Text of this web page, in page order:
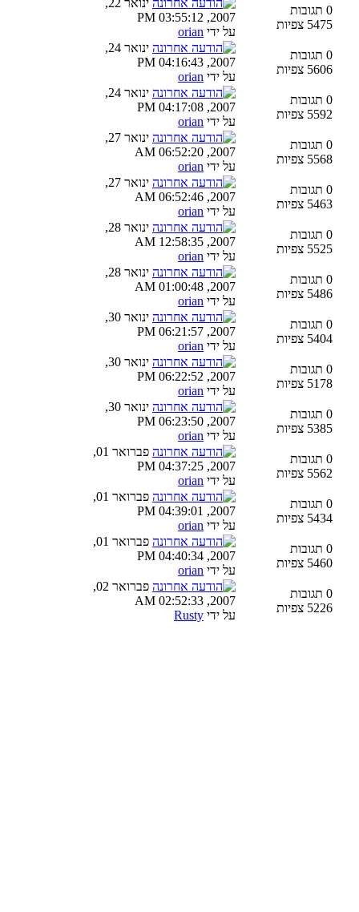
0 תגובות
5475 צפיות
2007, 03:55:12 PM
על ידי orian
0 תגובות
5606 צפיות
ינואר 24,
2007, 04:16:43 PM
על ידי orian
0 תגובות
5592 צפיות
ינואר 24,
2007, 04:17:08 PM
על ידי orian
0 תגובות
5568 צפיות
ינואר 27,
2007, 06:52:20 AM
על ידי orian
0 תגובות
5463 צפיות
ינואר 27,
2007, 06:52:46 AM
על ידי orian
0 תגובות
5525 צפיות
ינואר 28,
2007, 12:58:35 AM
על ידי orian
0 תגובות
5486 צפיות
ינואר 28,
2007, 01:00:48 AM
על ידי orian
0 תגובות
5404 צפיות
ינואר 30,
2007, 06:21:57 PM
על ידי orian
0 תגובות
5178 צפיות
ינואר 30,
2007, 06:22:52 PM
על ידי orian
0 תגובות
5385 צפיות
ינואר 30,
2007, 06:23:50 PM
על ידי orian
0 תגובות
5562 צפיות
פברואר 01,
2007, 04:37:25 PM
על ידי orian
0 תגובות
5434 צפיות
פברואר 01,
2007, 04:39:01 PM
על ידי orian
0 תגובות
5460 צפיות
פברואר 01,
2007, 04:40:34 PM
על ידי orian
0 תגובות
5226 צפיות
פברואר 02,
2007, 02:52:33 AM
על ידי Rusty